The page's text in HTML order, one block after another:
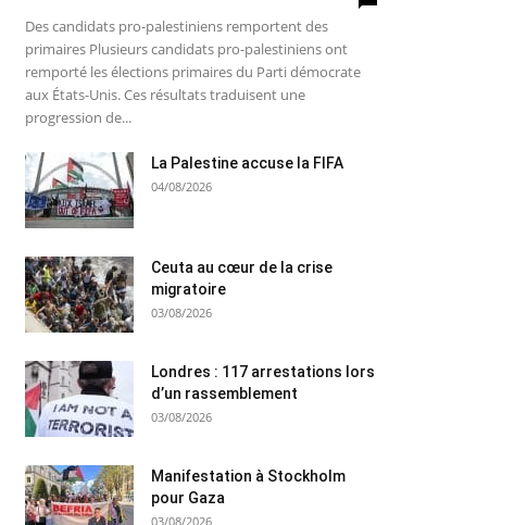
Des candidats pro-palestiniens remportent des
primaires Plusieurs candidats pro-palestiniens ont
remporté les élections primaires du Parti démocrate
aux États-Unis. Ces résultats traduisent une
progression de...
La Palestine accuse la FIFA
04/08/2026
Ceuta au cœur de la crise
migratoire
03/08/2026
Londres : 117 arrestations lors
d’un rassemblement
03/08/2026
Manifestation à Stockholm
pour Gaza
03/08/2026